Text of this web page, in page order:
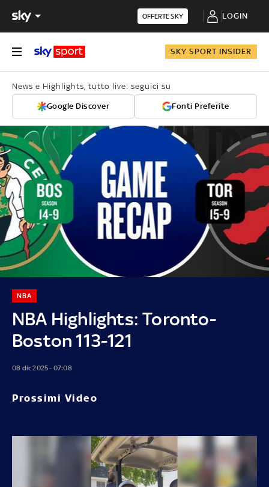
OFFERTE SKY LOGIN
SKY SPORT INSIDER
News e Highlights, tutto live: seguici su
Google Discover Fonti Preferite
NBA Highlights: Toronto-
Boston 113-121
NBA
08 dic 2025 - 07:08
Prossimi Video